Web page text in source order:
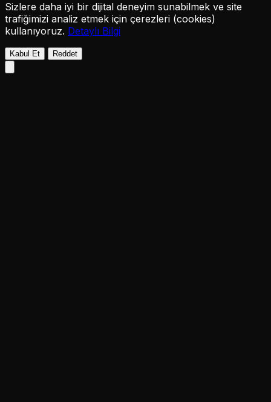
Sizlere daha iyi bir dijital deneyim sunabilmek ve site
trafiğimizi analiz etmek için çerezleri (cookies)
kullanıyoruz. Detaylı Bilgi
Kabul Et Reddet